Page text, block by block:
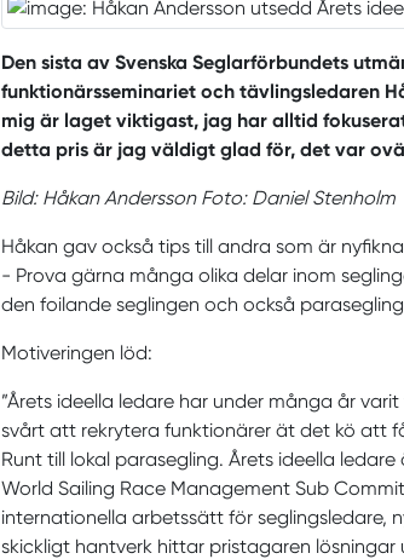
Den sista av Svenska Seglarförbundets
funktionärsseminariet och tävlingsledaren
mig är laget viktigast, jag har alltid
detta pris är jag väldigt glad för, det var
Bild: Håkan Andersson Foto: Daniel Stenholm
Håkan gav också tips till andra som är
- Prova gärna många olika delar inom
den foilande seglingen och också
Motiveringen löd:
”Årets ideella ledare har under många år
svårt att rekrytera funktionärer ät det kö att
Runt till lokal parasegling. Årets ideella
World Sailing Race Management Sub
internationella arbetssätt för seglingsledare,
skickligt hantverk hittar pristagaren